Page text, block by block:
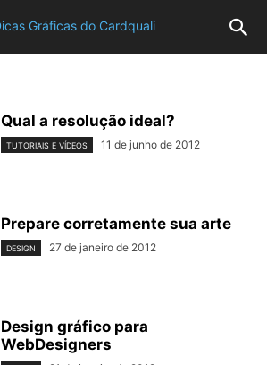
Qual a resolução ideal?
TUTORIAIS E VÍDEOS 11 de junho de 2012
Prepare corretamente sua arte
DESIGN 27 de janeiro de 2012
Design gráfico para
WebDesigners